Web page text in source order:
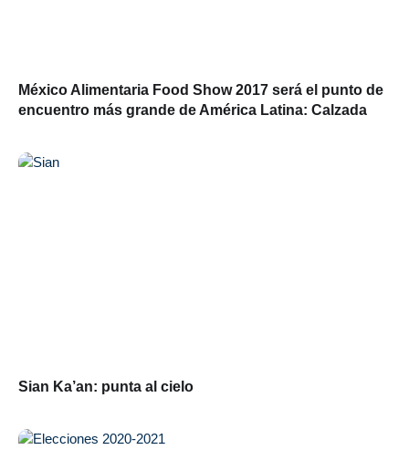
México Alimentaria Food Show 2017 será el punto de
encuentro más grande de América Latina: Calzada
Sian Ka’an: punta al cielo